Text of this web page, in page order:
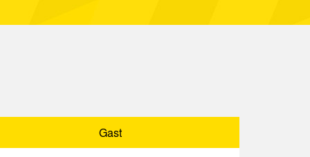
Spielbericht
II Spielbericht
Gast